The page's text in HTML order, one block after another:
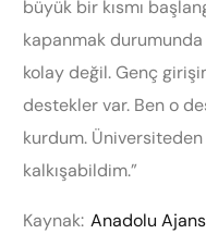
büyük bir kısmı
kapanmak
kolay değil. Genç
destekler var. Ben o
kurdum.
kalkışabildim.”
Kaynak: Anadolu